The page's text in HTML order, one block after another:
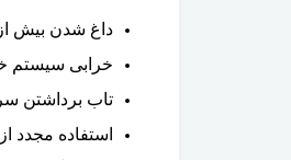
داغ شدن بیش
خرابی سیستم
تاب برداشتن
استفاده مجدد